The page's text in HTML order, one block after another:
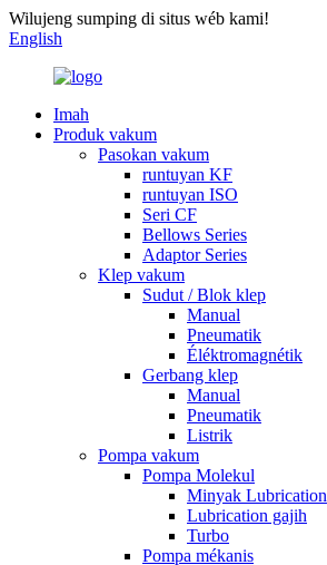
Wilujeng sumping di situs wéb kami!
English
Imah
Produk vakum
Pasokan vakum
runtuyan KF
runtuyan ISO
Seri CF
Bellows Series
Adaptor Series
Klep vakum
Sudut / Blok klep
Manual
Pneumatik
Éléktromagnétik
Gerbang klep
Manual
Pneumatik
Listrik
Pompa vakum
Pompa Molekul
Minyak Lubrication
Lubrication gajih
Turbo
Pompa mékanis